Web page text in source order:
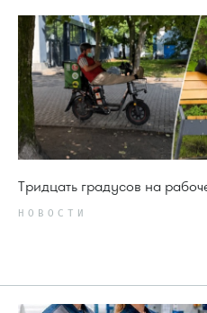
Тридцать градусов на
НОВОСТИ